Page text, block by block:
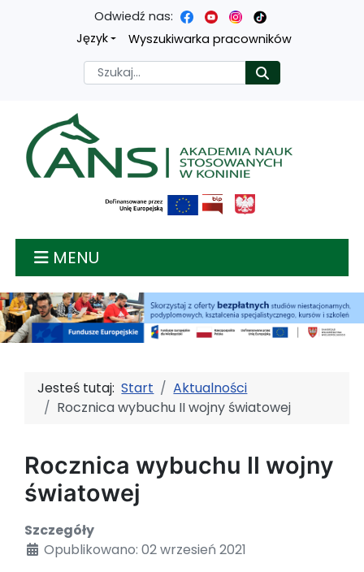
Przejdź
treści
głównej
Przejdź
menu
nawigacyjnego
Przejdź
wyszukiwarki
Przejdź
mapy
strony
Odwiedź nas:
Język
Wyszukiwarka pracowników
Szukaj
Akademia nauk
MENU
Jesteś tutaj:Start
Aktualności
Rocznica wybuchu II wojny światowej
Rocznica wybuchu II wojny
światowej
Szczegóły
Opublikowano: 02 wrzesień 2021